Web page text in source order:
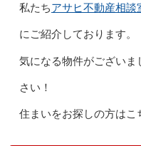
私たちアサヒ不動産相談
にご紹介しております。
気になる物件がございま
さい！
住まいをお探しの方はこ